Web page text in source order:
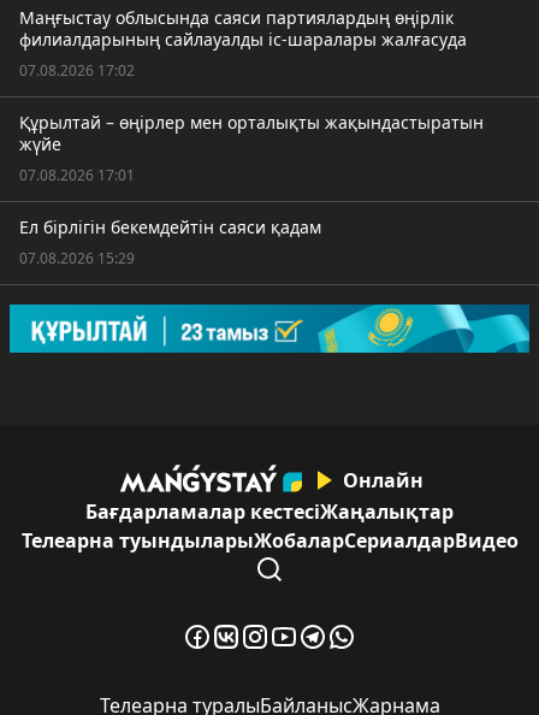
Маңғыстау облысында саяси партиялардың өңірлік
филиалдарының сайлауалды іс-шаралары жалғасуда
07.08.2026 17:02
Құрылтай – өңірлер мен орталықты жақындастыратын
жүйе
07.08.2026 17:01
Ел бірлігін бекемдейтін саяси қадам
07.08.2026 15:29
Онлайн
Бағдарламалар кестесіЖаңалықтар
Телеарна туындыларыЖобаларСериалдарВидео
Телеарна туралыБайланысЖарнама